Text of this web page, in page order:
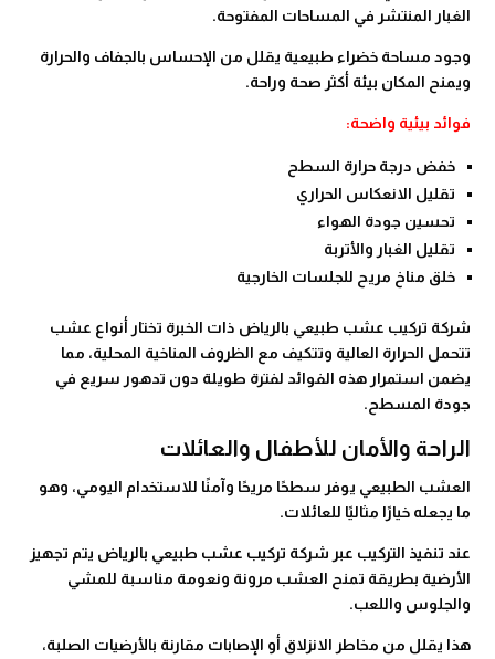
الغبار المنتشر في المساحات المفتوحة.
وجود مساحة خضراء طبيعية يقلل من الإحساس بالجفاف والحرارة
ويمنح المكان بيئة أكثر صحة وراحة.
فوائد بيئية واضحة:
خفض درجة حرارة السطح
تقليل الانعكاس الحراري
تحسين جودة الهواء
تقليل الغبار والأتربة
خلق مناخ مريح للجلسات الخارجية
شركة تركيب عشب طبيعي بالرياض ذات الخبرة تختار أنواع عشب
تتحمل الحرارة العالية وتتكيف مع الظروف المناخية المحلية، مما
يضمن استمرار هذه الفوائد لفترة طويلة دون تدهور سريع في
جودة المسطح.
الراحة والأمان للأطفال والعائلات
العشب الطبيعي يوفر سطحًا مريحًا وآمنًا للاستخدام اليومي، وهو
ما يجعله خيارًا مثاليًا للعائلات.
عند تنفيذ التركيب عبر شركة تركيب عشب طبيعي بالرياض يتم تجهيز
الأرضية بطريقة تمنح العشب مرونة ونعومة مناسبة للمشي
والجلوس واللعب.
هذا يقلل من مخاطر الانزلاق أو الإصابات مقارنة بالأرضيات الصلبة،